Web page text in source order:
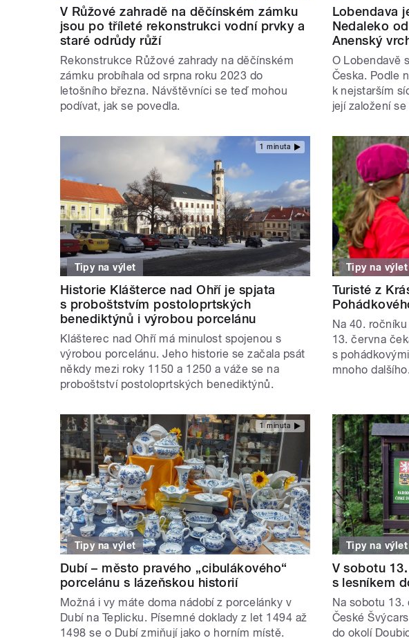
V Růžové zahradě na děčínském zámku
jsou po tříleté rekonstrukci vodní prvky a
staré odrůdy růží
Rekonstrukce Růžové zahrady na děčínském
zámku probíhala od srpna roku 2023 do
letošního března. Návštěvníci se teď mohou
podívat, jak se povedla.
Lobendava
Nedaleko
Anenský
O Lobendavě
Česka. Podle
k nejstarším
její založení
1 minuta
Tipy na výlet
Historie Klášterce nad Ohří je spjata
s proboštstvím postoloprtských
benediktýnů i výrobou porcelánu
Klášterec nad Ohří má minulost spojenou s
výrobou porcelánu. Jeho historie se začala psát
někdy mezi roky 1150 a 1250 a váže se na
proboštství postoloprtských benediktýnů.
Tipy na výlet
Turisté z
Na 40.
13. června
s
mnoho dalšího.
1 minuta
Tipy na výlet
Dubí – město pravého „cibulákového“
porcelánu s lázeňskou historií
Možná i vy máte doma nádobí z porcelánky v
Dubí na Teplicku. Písemné doklady z let 1494 až
1498 se o Dubí zmiňují jako o horním místě.
Tipy na výlet
V sobotu
s lesníkem
Na sobotu 13.
České
do okolí